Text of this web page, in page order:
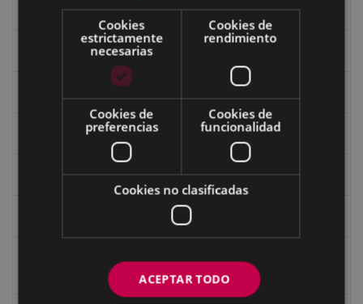
Fondo Bolumburu
Fondo Carlos Narbaiza
Iglesia de Azitain
Cookies
estrictamente
necesarias
Cookies de
rendimiento
Cookies de
preferencias
Cookies de
funcionalidad
Cookies no clasificadas
ACEPTAR TODO